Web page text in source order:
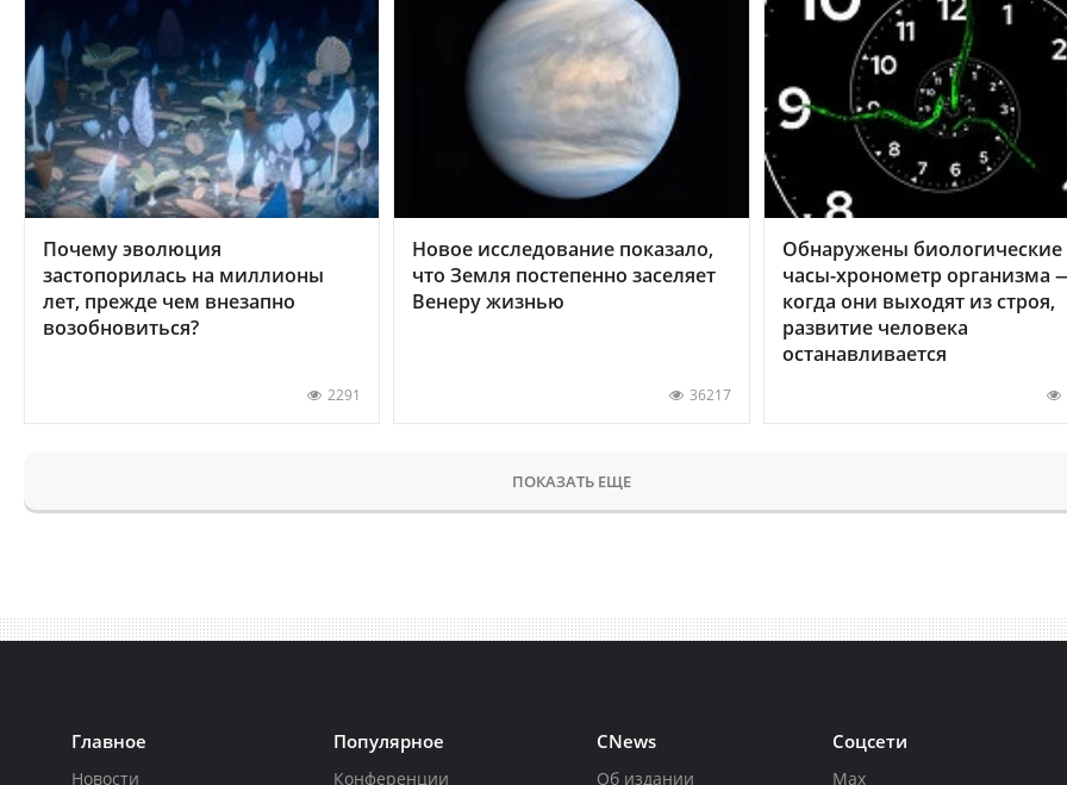
Почему эволюция
застопорилась на миллионы
лет, прежде чем внезапно
возобновиться?
2291
Новое исследование показало,
что Земля постепенно заселяет
Венеру жизнью
36217
Обнаружены биологические
часы-хронометр организма
когда они выходят из строя,
развитие человека
останавливается
ПОКАЗАТЬ ЕЩЕ
Главное
Новости
Популярное
Конференции
CNews
Об издании
Соцсети
Max